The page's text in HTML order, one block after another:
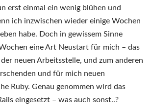
erst einmal ein wenig blühen und
ich inzwischen wieder einige Wochen
habe. Doch in gewissem Sinne
eine Art Neustart für mich – das
der neuen Arbeitsstelle, und zum anderen
und für mich neuen
Ruby. Genau genommen wird das
eingesetzt – was auch sonst..?